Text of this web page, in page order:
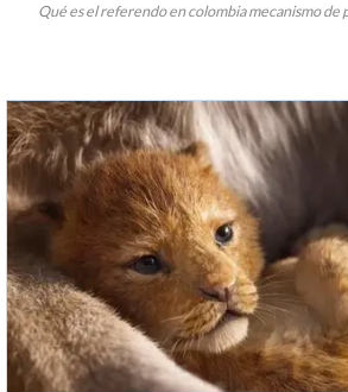
Qué es el referendo en colombia mecanismo de